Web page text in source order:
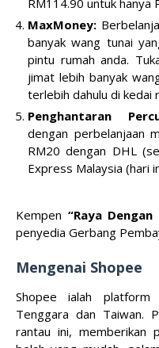
RM114.90 untuk hanya
MaxMoney:
banyak wang tunai
pintu rumah anda.
jimat lebih banyak
terlebih dahulu di kedai
Penghantaran
dengan perbelanjaan
RM20 dengan DHL
Express Malaysia (hari
Kempen “Raya Dengan
penyedia Gerbang
Mengenai Shopee
Shopee ialah
Tenggara dan Taiwan.
rantau ini, memberikan